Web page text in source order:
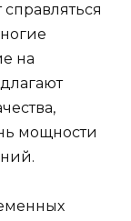
на
мощности